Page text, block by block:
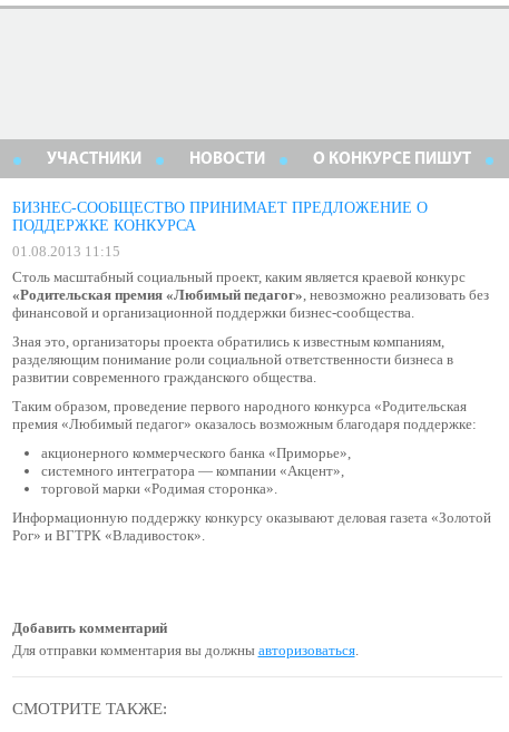
УЧАСТНИКИ НОВОСТИ О КОНКУРСЕ ПИШУТ
БИЗНЕС-СООБЩЕСТВО ПРИНИМАЕТ ПРЕДЛОЖЕНИЕ О
ПОДДЕРЖКЕ КОНКУРСА
01.08.2013 11:15
Столь масштабный социальный проект, каким является краевой конкурс
«Родительская премия «Любимый педагог», невозможно реализовать без
финансовой и организационной поддержки бизнес-сообщества.
Зная это, организаторы проекта обратились к известным компаниям,
разделяющим понимание роли социальной ответственности бизнеса в
развитии современного гражданского общества.
Таким образом, проведение первого народного конкурса «Родительская
премия «Любимый педагог» оказалось возможным благодаря поддержке:
акционерного коммерческого банка «Приморье»,
системного интегратора — компании «Акцент»,
торговой марки «Родимая сторонка».
Информационную поддержку конкурсу оказывают деловая газета «Золотой
Рог» и ВГТРК «Владивосток».
Добавить комментарий
Для отправки комментария вы должны авторизоваться.
СМОТРИТЕ ТАКЖЕ: